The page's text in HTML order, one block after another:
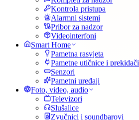
Kontrola pristupa
Alarmni sistemi
Pribor za nadzor
Videointerfoni
Smart Home
Pametna rasvjeta
Pametne utičnice i prekidači
Senzori
Pametni uređaji
Foto, video, audio
Televizori
Slušalice
Zvučnici i soundbarovi